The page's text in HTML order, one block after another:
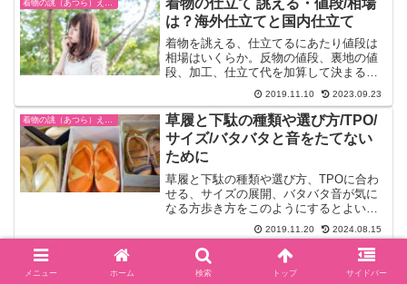
は？海外仕立てと国内仕立て
着物を誂える、仕立てるにあたり値段は
相場はいくらか。反物の値段、裏地の値
段、加工、仕立て代を加算して決まる。
通販は2割ほど安い。海外仕立てと国内仕
立ての違いについてお伝えします。
2019.11.10 2023.09.23
着物の誂（あつら）え方・仕立てもらう方法
草履と下駄の種類や選び方/TPO/
サイズ/バタバタと音をたてない
ために
草履と下駄の種類や選び方、TPOに合わ
せる、サイズの展開、バタバタ音が気に
なる方歩き方をこのようにするとよいで
2019.11.20 2024.08.15
着物や帯の選び方 女性/初心者/サ
イズ/柄/場面や目的別
メニュー ホーム 検索 トップ サイドバー